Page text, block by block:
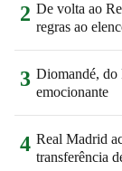
2 De volta ao
regras ao
3 Diomandé, do
emocionante
4 Real Madrid
transferência